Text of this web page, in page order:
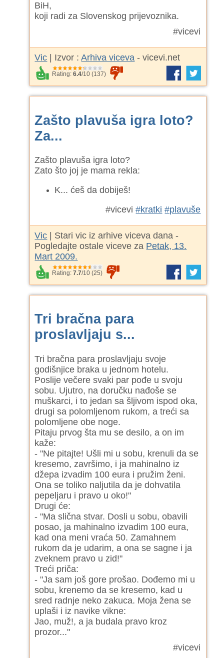
BiH,
koji radi za Slovenskog prijevoznika.
#vicevi
Vic | Izvor :Arhiva viceva - vicevi.net
Rating:6.4/10 (137)
Zašto plavuša igra loto?
Za...
Zašto plavuša igra loto?
Zato što joj je mama rekla:
K... ćeš da dobiješ!
#vicevi#kratki #plavuše
Vic | Stari vic iz arhive viceva dana -
Pogledajte ostale viceve za Petak, 13.
Mart 2009.
Rating:7.7/10 (25)
Tri bračna para
proslavljaju s...
Tri bračna para proslavljaju svoje
godišnjice braka u jednom hotelu.
Poslije večere svaki par pođe u svoju
sobu. Ujutro, na doručku nađoše se
muškarci, i to jedan sa šljivom ispod oka,
drugi sa polomljenom rukom, a treći sa
polomljene obe noge.
Pitaju prvog šta mu se desilo, a on im
kaže:
- "Ne pitajte! Ušli mi u sobu, krenuli da se
kresemo, završimo, i ja mahinalno iz
džepa izvadim 100 eura i pružim ženi.
Ona se toliko naljutila da je dohvatila
pepeljaru i pravo u oko!"
Drugi će:
- "Ma slična stvar. Dosli u sobu, obavili
posao, ja mahinalno izvadim 100 eura,
kad ona meni vraća 50. Zamahnem
rukom da je udarim, a ona se sagne i ja
zveknem pravo u zid!"
Treći priča:
- "Ja sam još gore prošao. Dođemo mi u
sobu, krenemo da se kresemo, kad u
sred radnje neko zakuca. Moja žena se
uplaši i iz navike vikne:
Jao, muž!, a ja budala pravo kroz
prozor..."
#vicevi